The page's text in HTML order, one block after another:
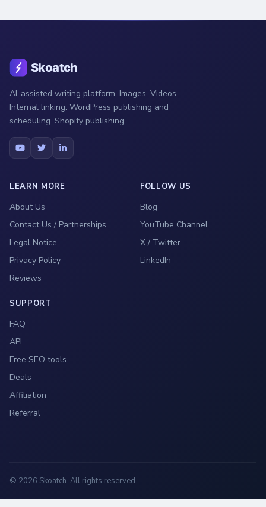
AI-assisted writing platform. Images. Videos.
Internal linking. WordPress publishing and
scheduling. Shopify publishing
LEARN MORE
About Us
Contact Us / Partnerships
Legal Notice
Privacy Policy
Reviews
FOLLOW US
Blog
YouTube Channel
X / Twitter
LinkedIn
SUPPORT
FAQ
API
Free SEO tools
Deals
Affiliation
Referral
© 2026 Skoatch. All rights reserved.